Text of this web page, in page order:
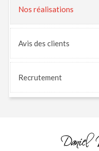
Nos réalisations
Avis des clients
Recrutement